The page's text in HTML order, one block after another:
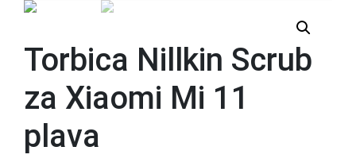
Torbica Nillkin Scrub
za Xiaomi Mi 11
plava